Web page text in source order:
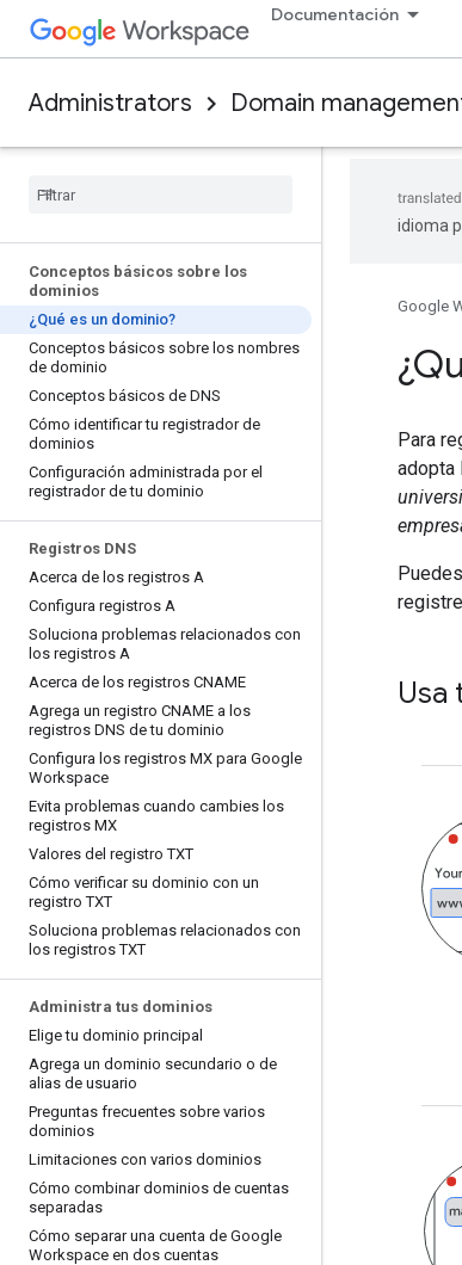
Documentación
Administrators Domain
Conceptos básicos sobre los
dominios
¿Qué es un dominio?
Conceptos básicos sobre los nombres
de dominio
Conceptos básicos de DNS
Cómo identificar tu registrador de
dominios
Configuración administrada por el
registrador de tu dominio
Registros DNS
Acerca de los registros A
Configura registros A
Soluciona problemas relacionados con
los registros A
Acerca de los registros CNAME
Agrega un registro CNAME a los
registros DNS de tu dominio
Configura los registros MX para Google
Workspace
Evita problemas cuando cambies los
registros MX
Valores del registro TXT
Cómo verificar su dominio con un
registro TXT
Soluciona problemas relacionados con
los registros TXT
Administra tus dominios
Elige tu dominio principal
Agrega un dominio secundario o de
alias de usuario
Preguntas frecuentes sobre varios
dominios
Limitaciones con varios dominios
Cómo combinar dominios de cuentas
separadas
Cómo separar una cuenta de Google
Workspace en dos cuentas
idioma
Google
Para
adopta
Usa